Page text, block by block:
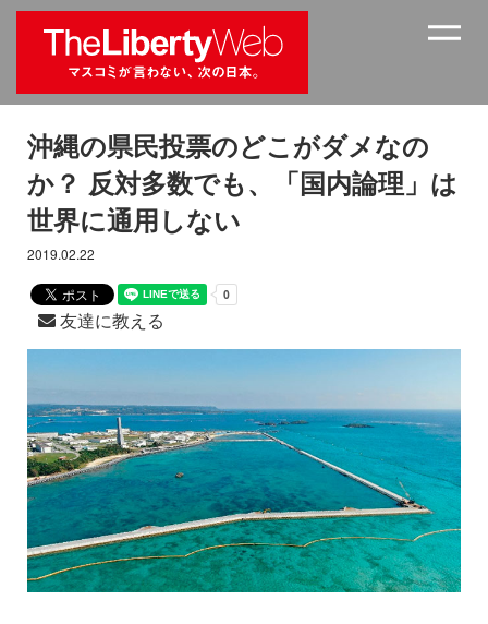
沖縄の県民投票のどこがダメなの
か？ 反対多数でも、「国内論理」は
世界に通用しない
2019.02.22
友達に教える